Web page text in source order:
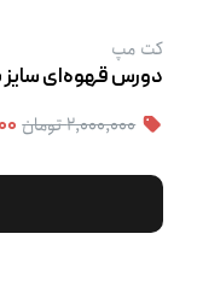
کت‌ مپ
دورس قهوه‌ای سایز
۲,۰۰۰,۰۰۰ تومان